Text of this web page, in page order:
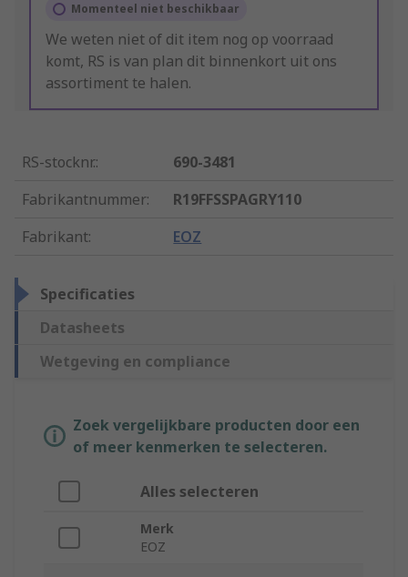
Momenteel niet beschikbaar
We weten niet of dit item nog op voorraad
komt, RS is van plan dit binnenkort uit ons
assortiment te halen.
RS-stocknr.:
690-3481
Fabrikantnummer:
R19FFSSPAGRY110
Fabrikant: EOZ
Specificaties
Datasheets
Wetgeving en compliance
Zoek vergelijkbare producten door een
of meer kenmerken te selecteren.
Alles selecteren
Merk
EOZ